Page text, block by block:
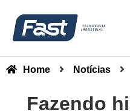
Home Notícias
Fazendo